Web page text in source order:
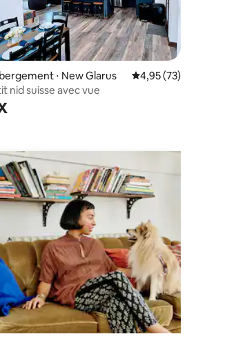
5
sur la base de 106 commentaires : 4,95 sur 5
⋅ New Glarus Évaluation moyenne
4,95 (73)
nid suisse avec vue